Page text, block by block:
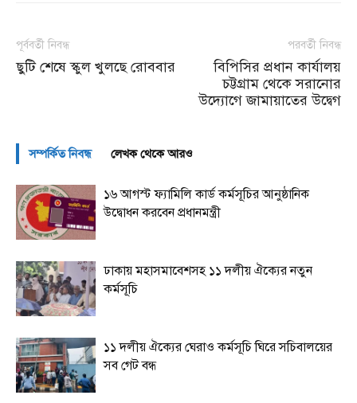
পূর্ববর্তী নিবন্ধ
ছুটি শেষে স্কুল খুলছে রোববার
পরবর্তী নিবন্ধ
বিপিসির প্রধান কার্যালয়
চট্টগ্রাম থেকে সরানোর
উদ্যোগে জামায়াতের উদ্বেগ
সম্পর্কিত নিবন্ধ লেখক থেকে আরও
১৬ আগস্ট ফ্যামিলি কার্ড কর্মসূচির আনুষ্ঠানিক
উদ্বোধন করবেন প্রধানমন্ত্রী
ঢাকায় মহাসমাবেশসহ ১১ দলীয় ঐক্যের নতুন
কর্মসূচি
১১ দলীয় ঐক্যের ঘেরাও কর্মসূচি ঘিরে সচিবালয়ের
সব গেট বন্ধ